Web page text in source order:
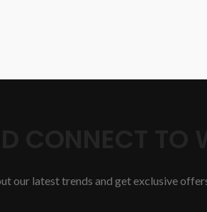
our latest trends and get exclusive